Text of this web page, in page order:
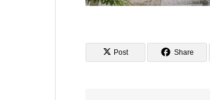
Post Share